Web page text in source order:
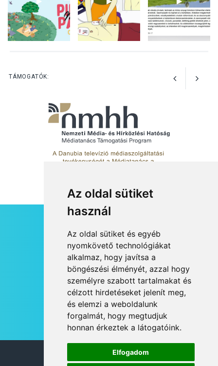
Az oldal sütiket
használ
Az oldal sütiket és egyéb
nyomkövető technológiákat
alkalmaz, hogy javítsa a
böngészési élményét, azzal hogy
személyre szabott tartalmakat és
célzott hirdetéseket jelenít meg,
és elemzi a weboldalunk
forgalmát, hogy megtudjuk
honnan érkeztek a látogatóink.
Elfogadom
KULTÚRA
TÁMOGATÓK:
RSS
JOGI NYILATKOZAT
KAPCSOLAT
OLDALTÉRKÉP
IMPRESSZUM
HÍR BEKÜLDÉSE
© 2026 DANUBIA TV